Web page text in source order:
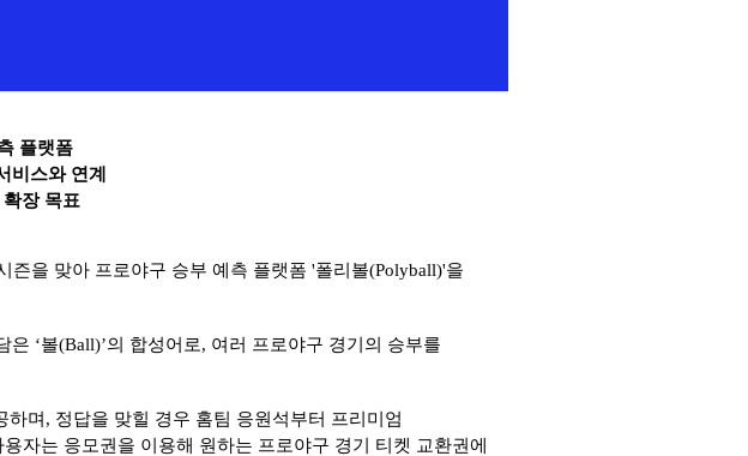
플랫폼
비스와 연계
장 목표
을 맞아 프로야구 승부 예측 플랫폼 '폴리볼(Polyball)'을
은 ‘볼(Ball)’의 합성어로, 여러 프로야구 경기의 승부를
며, 정답을 맞힐 경우 홈팀 응원석부터 프리미엄
자는 응모권을 이용해 원하는 프로야구 경기 티켓 교환권에